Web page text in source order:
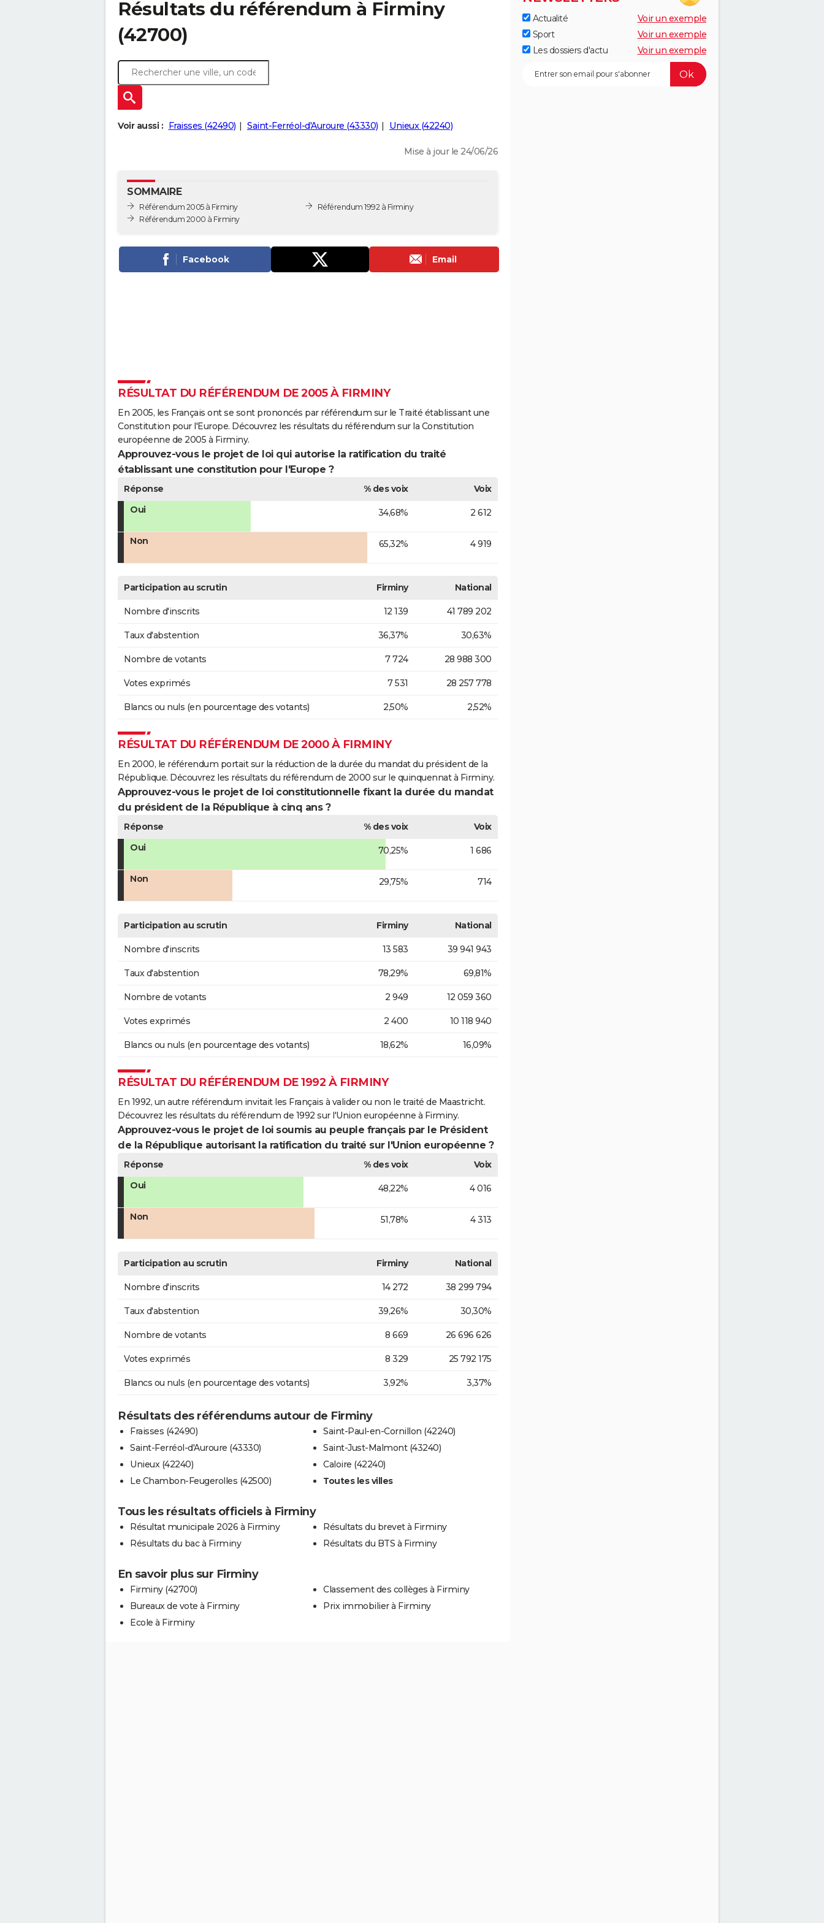
Résultats du référendum à Firminy
(42700)
Voir aussi : Fraisses (42490) Saint-Ferréol-d'Auroure (43330) Unieux (42240)
Mise à jour le 24/06/26
SOMMAIRE
Référendum 2005 à Firminy
Référendum 2000 à Firminy
Référendum 1992 à Firminy
Facebook Email
RÉSULTAT DU RÉFÉRENDUM DE 2005 À FIRMINY
En 2005, les Français ont se sont prononcés par référendum sur le Traité établissant une
Constitution pour l'Europe. Découvrez les résultats du référendum sur la Constitution
européenne de 2005 à Firminy.
Approuvez-vous le projet de loi qui autorise la ratification du traité
établissant une constitution pour l'Europe ?
Réponse % des voix
Voix
Oui
34,68% 2 612
Non 65,32% 4 919
Participation au scrutin Firminy National
Nombre d'inscrits 12 139 41 789 202
Taux d'abstention 36,37% 30,63%
Nombre de votants 7 724 28 988 300
Votes exprimés 7 531 28 257 778
Blancs ou nuls (en pourcentage des votants) 2,50% 2,52%
RÉSULTAT DU RÉFÉRENDUM DE 2000 À FIRMINY
En 2000, le référendum portait sur la réduction de la durée du mandat du président de la
République. Découvrez les résultats du référendum de 2000 sur le quinquennat à Firminy.
Approuvez-vous le projet de loi constitutionnelle fixant la durée du mandat
du président de la République à cinq ans ?
Réponse % des voix
Voix
Oui
70,25% 1 686
Non 29,75% 714
Participation au scrutin Firminy National
Nombre d'inscrits 13 583 39 941 943
Taux d'abstention 78,29% 69,81%
Nombre de votants 2 949 12 059 360
Votes exprimés 2 400 10 118 940
Blancs ou nuls (en pourcentage des votants) 18,62% 16,09%
RÉSULTAT DU RÉFÉRENDUM DE 1992 À FIRMINY
En 1992, un autre référendum invitait les Français à valider ou non le traité de Maastricht.
Découvrez les résultats du référendum de 1992 sur l'Union européenne à Firminy.
Approuvez-vous le projet de loi soumis au peuple français par le Président
de la République autorisant la ratification du traité sur l'Union européenne ?
Réponse % des voix
Voix
Oui
48,22% 4 016
Non 51,78% 4 313
Participation au scrutin Firminy National
Nombre d'inscrits 14 272 38 299 794
Taux d'abstention 39,26% 30,30%
Nombre de votants 8 669 26 696 626
Votes exprimés 8 329 25 792 175
Blancs ou nuls (en pourcentage des votants) 3,92% 3,37%
Résultats des référendums autour de Firminy
Fraisses (42490)
Saint-Ferréol-d'Auroure (43330)
Unieux (42240)
Le Chambon-Feugerolles (42500)
Saint-Paul-en-Cornillon (42240)
Saint-Just-Malmont (43240)
Caloire (42240)
Toutes les villes
Tous les résultats officiels à Firminy
Résultat municipale 2026 à Firminy
Résultats du bac à Firminy
Résultats du brevet à Firminy
Résultats du BTS à Firminy
En savoir plus sur Firminy
Firminy (42700)
Bureaux de vote à Firminy
Ecole à Firminy
Classement des collèges à Firminy
Prix immobilier à Firminy
Actualité
Voir un exemple
Sport
Voir un exemple
Les dossiers d'actu
Voir un exemple